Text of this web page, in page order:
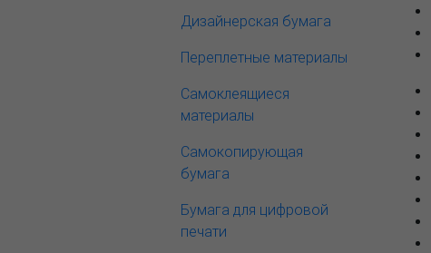
Дизайнерская бумага
Переплетные материалы
Самоклеящиеся
материалы
Самокопирующая
бумага
Бумага для цифровой
печати